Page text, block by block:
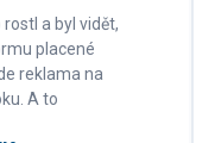
a byl vidět,
placené
reklama na
A to